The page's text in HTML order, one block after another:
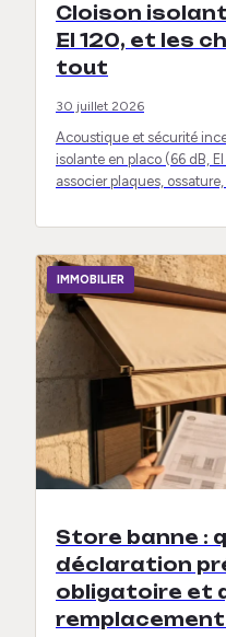
Cloison
EI 120, et les
tout
30 juillet 2026
Acoustique et sécurité
isolante en placo (66 dB,
associer plaques,
IMMOBILIER
Store banne :
déclaration
obligatoire et
remplacement